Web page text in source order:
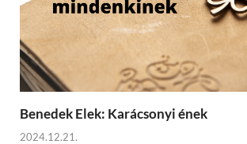
Benedek Elek: Karácsonyi ének
2024.12.21.